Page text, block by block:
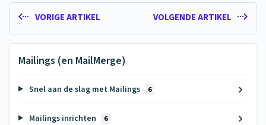
VORIGE ARTIKEL VOLGENDE ARTIKEL
Mailings (en MailMerge)
Snel aan de slag met Mailings 6
Mailings inrichten 6